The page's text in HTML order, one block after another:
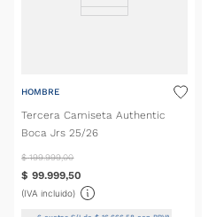
HOMBRE
Tercera Camiseta Authentic
Boca Jrs 25/26
$ 199.999,00
$ 99.999,50
(IVA incluido)